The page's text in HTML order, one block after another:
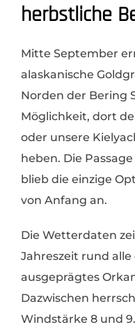
herbstliche
Mitte September
alaskanische
Norden der Bering
Möglichkeit, dort
oder unsere
heben. Die
blieb die einzige
von Anfang an.
Die Wetterdaten
Jahreszeit rund
ausgeprägtes
Dazwischen
Windstärke 8 und